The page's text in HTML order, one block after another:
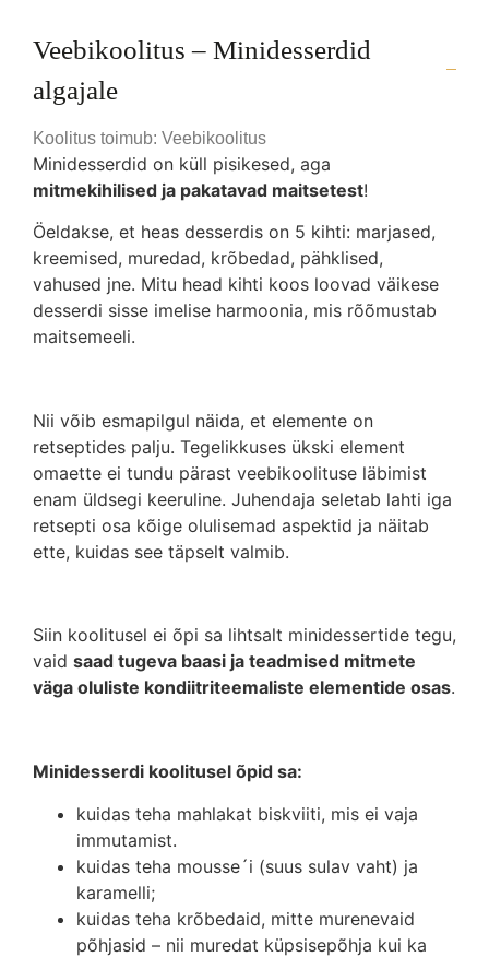
Veebikoolitus – Minidesserdid
algajale
Koolitus toimub: Veebikoolitus
Minidesserdid on küll pisikesed, aga
mitmekihilised ja pakatavad maitsetest!
Öeldakse, et heas desserdis on 5 kihti: marjased,
kreemised, muredad, krõbedad, pähklised,
vahused jne. Mitu head kihti koos loovad väikese
desserdi sisse imelise harmoonia, mis rõõmustab
maitsemeeli.
Nii võib esmapilgul näida, et elemente on
retseptides palju. Tegelikkuses ükski element
omaette ei tundu pärast veebikoolituse läbimist
enam üldsegi keeruline. Juhendaja seletab lahti iga
retsepti osa kõige olulisemad aspektid ja näitab
ette, kuidas see täpselt valmib.
Siin koolitusel ei õpi sa lihtsalt minidessertide tegu,
vaid saad tugeva baasi ja teadmised mitmete
väga oluliste kondiitriteemaliste elementide osas.
Minidesserdi koolitusel õpid sa:
kuidas teha mahlakat biskviiti, mis ei vaja
immutamist.
kuidas teha mousse´i (suus sulav vaht) ja
karamelli;
kuidas teha krõbedaid, mitte murenevaid
põhjasid – nii muredat küpsisepõhja kui ka